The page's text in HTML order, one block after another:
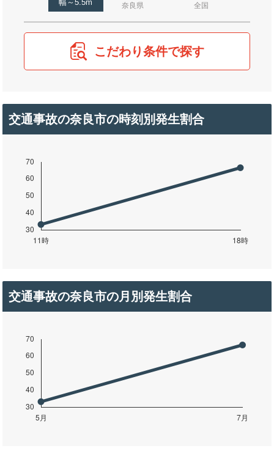
幅～5.5m 奈良県 全国
こだわり条件で探す
交通事故の奈良市の時刻別発生割合
交通事故の奈良市の月別発生割合